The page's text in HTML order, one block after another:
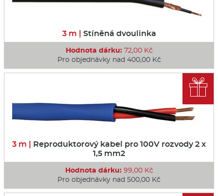
3 m | Stíněná dvoulinka
Hodnota dárku:72,00 Kč
Pro objednávky nad 400,00 Kč
3 m | Reproduktorový kabel pro 100V rozvody 2 x
1,5 mm2
Hodnota dárku:99,00 Kč
Pro objednávky nad 500,00 Kč
